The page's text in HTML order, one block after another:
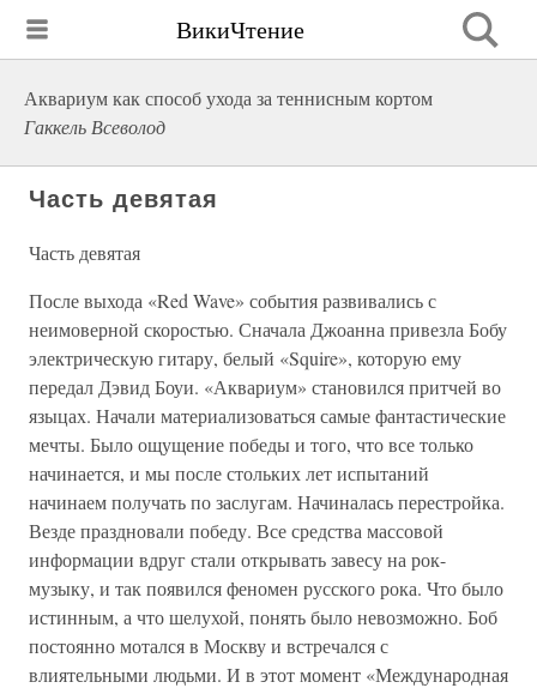
ВикиЧтение
Аквариум как способ ухода за теннисным кортом
Гаккель Всеволод
Часть девятая
Часть девятая
После выхода «Red Wave» события развивались с
неимоверной скоростью. Сначала Джоанна привезла Бобу
электрическую гитару, белый «Squire», которую ему
передал Дэвид Боуи. «Аквариум» становился притчей во
языцах. Начали материализоваться самые фантастические
мечты. Было ощущение победы и того, что все только
начинается, и мы после стольких лет испытаний
начинаем получать по заслугам. Начиналась перестройка.
Везде праздновали победу. Все средства массовой
информации вдруг стали открывать завесу на рок-
музыку, и так появился феномен русского рока. Что было
истинным, а что шелухой, понять было невозможно. Боб
постоянно мотался в Москву и встречался с
влиятельными людьми. И в этот момент «Международная